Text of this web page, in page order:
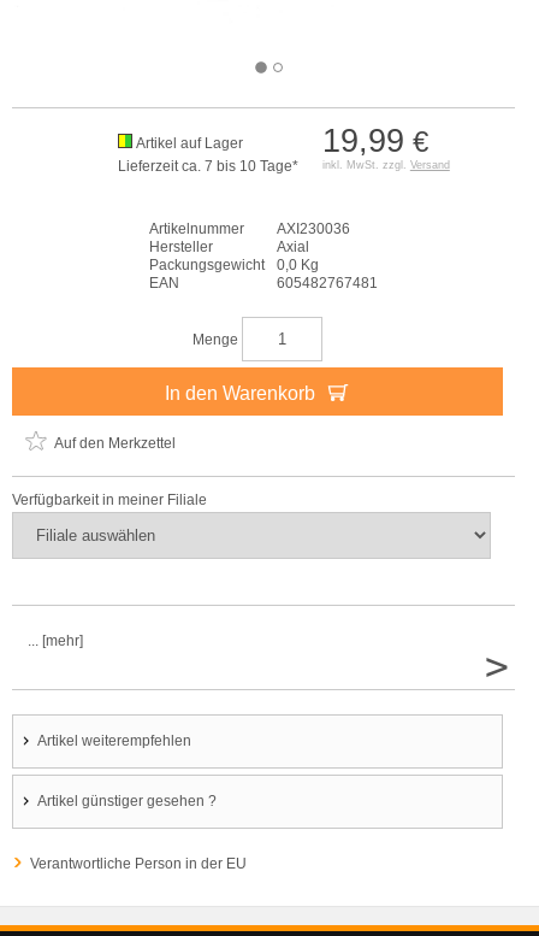
19,99 €
inkl. MwSt. zzgl. Versand
Artikel auf Lager
Lieferzeit ca. 7 bis 10 Tage*
Artikelnummer
AXI230036
Hersteller
Axial
Packungsgewicht
0,0 Kg
EAN
605482767481
Menge
In den Warenkorb
Auf den Merkzettel
Verfügbarkeit in meiner Filiale
... [mehr]
>
Artikel weiterempfehlen
Artikel günstiger gesehen ?
Verantwortliche Person in der EU